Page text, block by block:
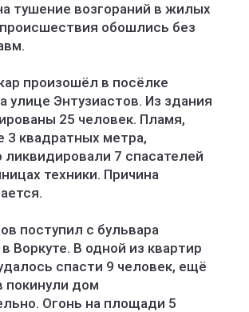
тушение возгораний в жилых
обошлись без
произошёл в посёлке
улице Энтузиастов. Из здания
25 человек. Пламя,
3 квадратных метра,
ликвидировали 7 спасателей
техники. Причина
поступил с бульвара
Воркуте. В одной из квартир
спасти 9 человек, ещё
покинули дом
Огонь на площади 5